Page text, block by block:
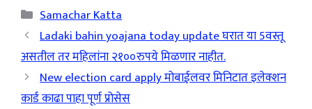
Categories
Samachar Katta
Ladaki bahin yoajana today update घरात या 5वस्तू
असतील तर महिलांना २१००रुपये मिळणार नाहीत.
New election card apply मोबाईलवर मिनिटात इलेक्शन
कार्ड काढा पाहा पूर्ण प्रोसेस